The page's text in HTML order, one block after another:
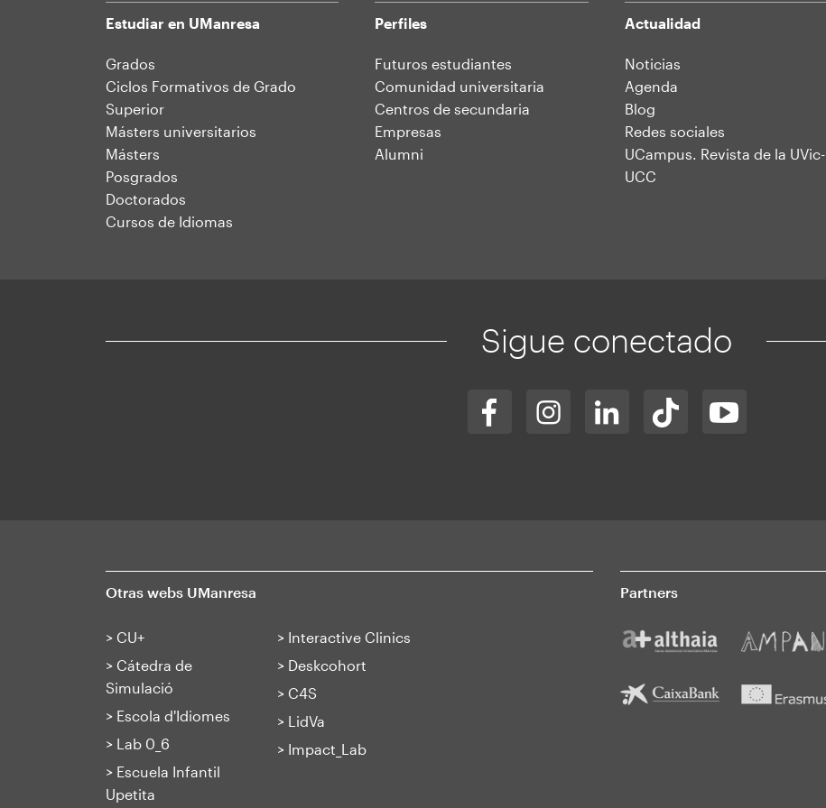
Mapa
web
Estudiar en UManresa
Grados
Ciclos Formativos de Grado
Superior
Másters universitarios
Másters
Posgrados
Doctorados
Cursos de Idiomas
Perfiles
Futuros estudiantes
Comunidad universitaria
Centros de secundaria
Empresas
Alumni
Actualidad
Noticias
Agenda
Blog
Redes sociales
UCampus. Revista de la UVic-
UCC
Sigue conectado
Otras webs UManresa
> CU+
> Cátedra de
Simulació
> Escola d'Idiomes
> Lab 0_6
> Escuela Infantil
Upetita
> Interactive Clinics
> Deskcohort
> C4S
> LidVa
> Impact_Lab
Partners